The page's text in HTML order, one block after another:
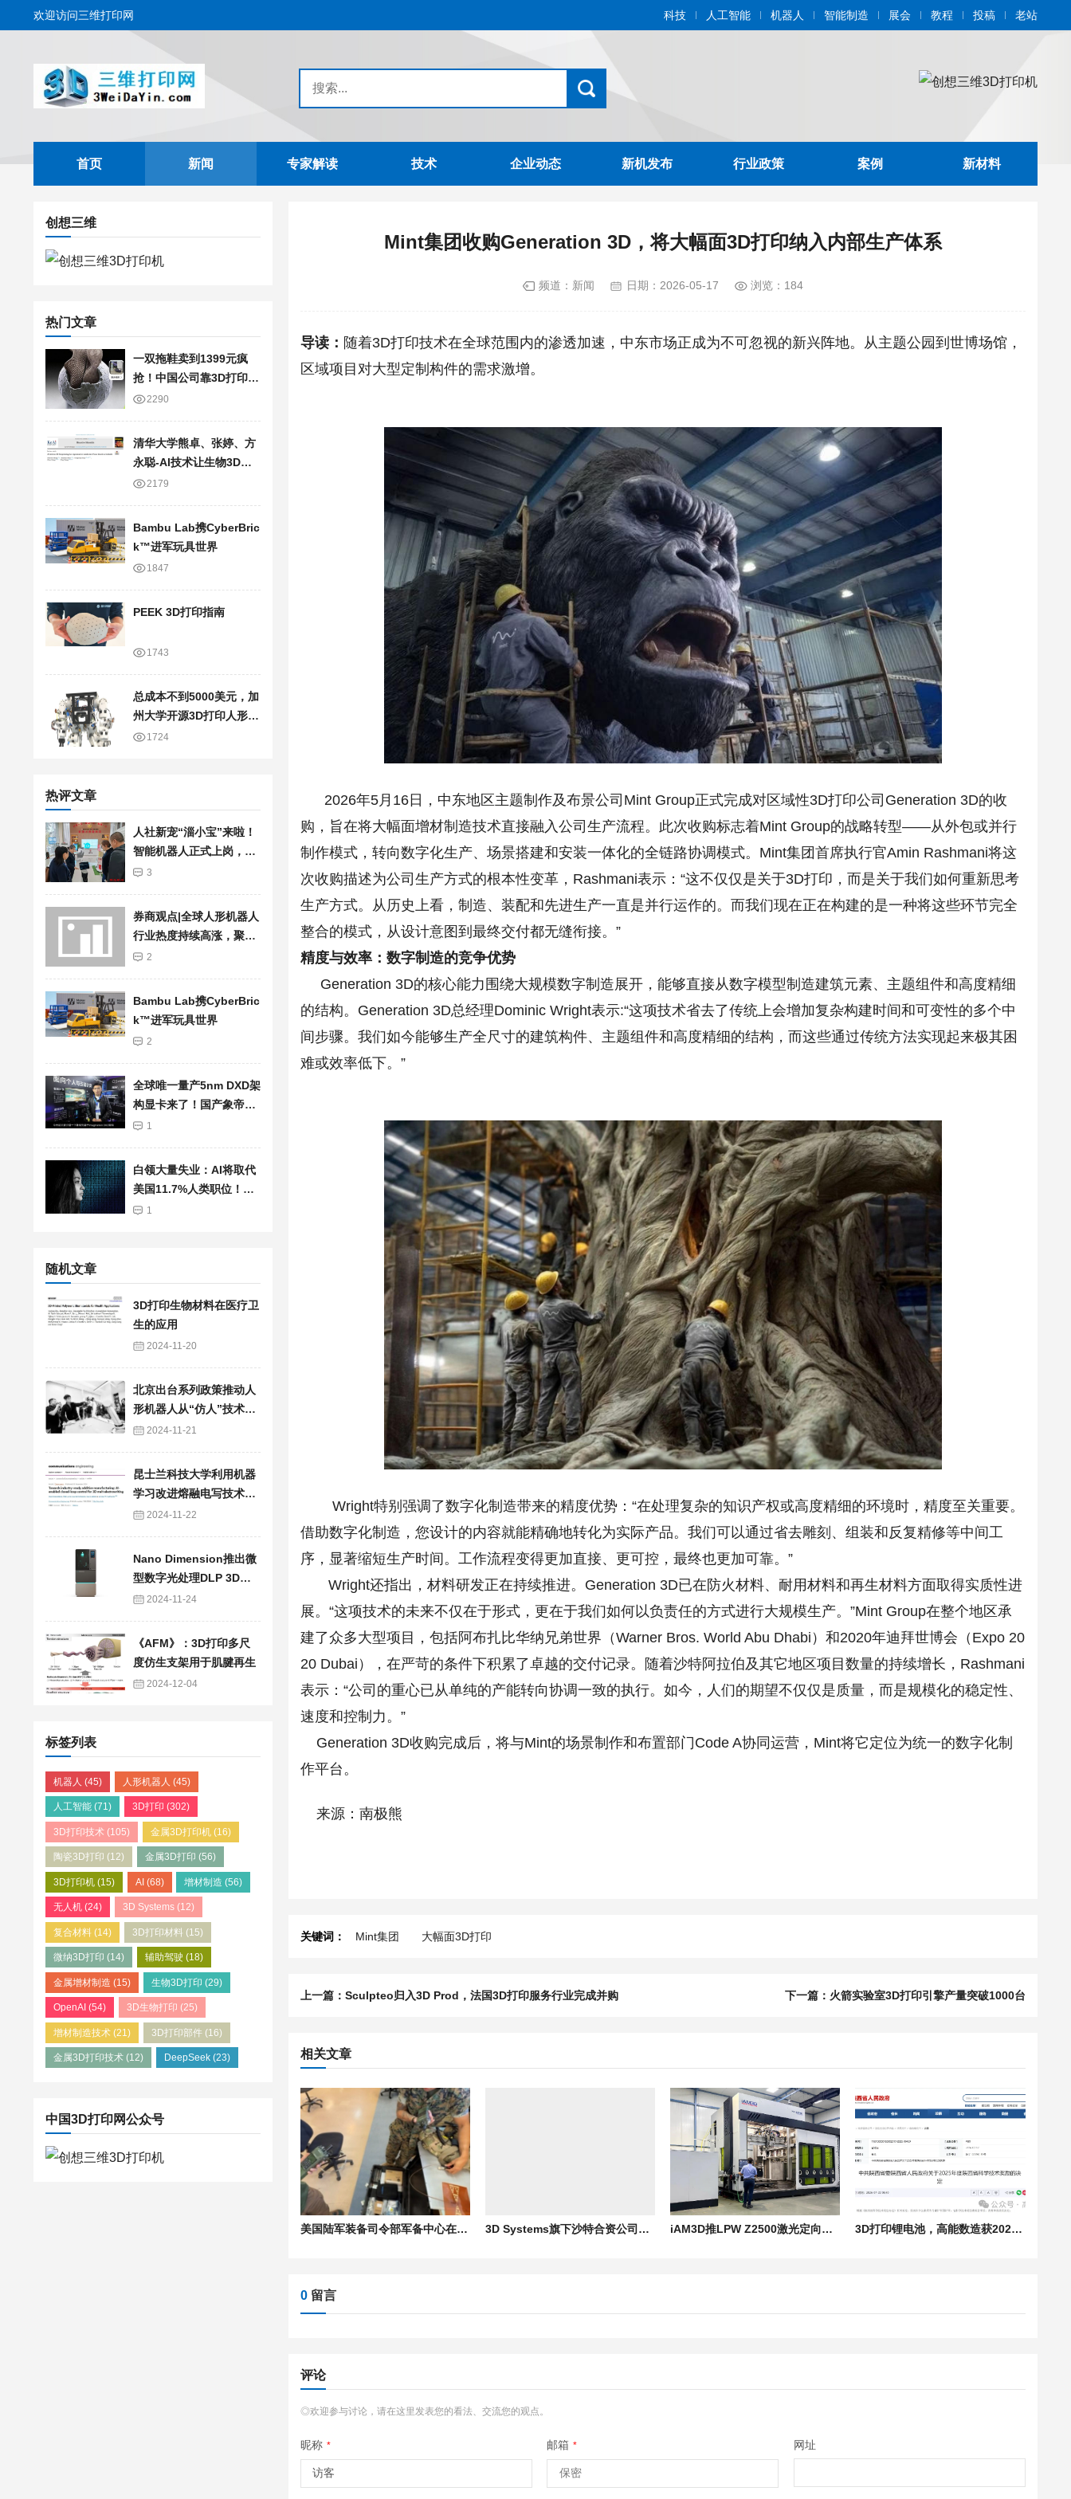
欢迎访问三维打印网 科技 人工智能 机器人 智能制造 展会 教程 投稿 老站
首页 新闻 专家解读 技术 企业动态 新机发布 行业政策 案例 新材料
创想三维
热门文章
一双拖鞋卖到1399元疯
抢！中国公司靠3D打印技
术，半年狂卷20亿
2290
清华大学熊卓、张婷、方
永聪-AI技术让生物3D打
印走向临床应用
2179
Bambu Lab携Cyber​​Bric
k™进军玩具世界
1847
PEEK 3D打印指南
1743
总成本不到5000美元，加
州大学开源3D打印人形机
器人1724
热评文章
人社新宠“淄小宝”来啦！
智能机器人正式上岗，服
务再升级
3
券商观点|全球人形机器人
行业热度持续高涨，聚焦
加快行业发展步伐
2
Bambu Lab携Cyber​​Bric
k™进军玩具世界
2
全球唯一量产5nm DXD架
构显卡来了！国产象帝先
自研GPU首发亮相：支持
1
白领大量失业：AI将取代
美国11.7%人类职位！总
薪资高达1.2兆美元
1
随机文章
3D打印生物材料在医疗卫
生的应用
2024-11-20
北京出台系列政策推动人
形机器人从“仿人”技术向
“类人”演进
2024-11-21
昆士兰科技大学利用机器
学习改进熔融电写技术，
将实验时间从几天或几周
2024-11-22
Nano Dimension推出微
型数字光处理DLP 3D打
印系统Exa 250vx
2024-11-24
《AFM》：3D打印多尺
度仿生支架用于肌腱再生
2024-12-04
标签列表
机器人 (45) 人形机器人 (45)
人工智能 (71) 3D打印 (302)
3D打印技术 (105) 金属3D打印机(16)
陶瓷3D打印 (12) 金属3D打印 (56)
3D打印机 (15) AI(68) 增材制造 (56)
无人机 (24) 3D Systems(12)
复合材料 (14) 3D打印材料 (15)
微纳3D打印 (14) 辅助驾驶 (18)
金属增材制造 (15) 生物3D打印 (29)
OpenAI (54) 3D生物打印 (25)
增材制造技术 (21) 3D打印部件(16)
金属3D打印技术 (12) DeepSeek(23)
中国3D打印网公众号
Mint集团收购Generation 3D，将大幅面3D打印纳入内部生产体系
频道： 新闻 日期： 2026-05-17 浏览：184
导读： 随着3D打印技术在全球范围内的渗透加速，中东市场正成为不可忽视的新兴阵地。从主题公园到世博场馆，
区域项目对大型定制构件的需求激增。
2026年5月16日，中东地区主题制作及布景公司Mint Group正式完成对区域性3D打印公司Generation 3D的收
购，旨在将大幅面增材制造技术直接融入公司生产流程。此次收购标志着Mint Group的战略转型——从外包或并行
制作模式，转向数字化生产、场景搭建和安装一体化的全链路协调模式。Mint集团首席执行官Amin Rashmani将这
次收购描述为公司生产方式的根本性变革，Rashmani表示：“这不仅仅是关于3D打印，而是关于我们如何重新思考
生产方式。从历史上看，制造、装配和先进生产一直是并行运作的。而我们现在正在构建的是一种将这些环节完全
整合的模式，从设计意图到最终交付都无缝衔接。”
精度与效率：数字制造的竞争优势
Generation 3D的核心能力围绕大规模数字制造展开，能够直接从数字模型制造建筑元素、主题组件和高度精细
的结构。Generation 3D总经理Dominic Wright表示:“这项技术省去了传统上会增加复杂构建时间和可变性的多个中
间步骤。我们如今能够生产全尺寸的建筑构件、主题组件和高度精细的结构，而这些通过传统方法实现起来极其困
难或效率低下。”
Wright特别强调了数字化制造带来的精度优势：“在处理复杂的知识产权或高度精细的环境时，精度至关重要。
借助数字化制造，您设计的内容就能精确地转化为实际产品。我们可以通过省去雕刻、组装和反复精修等中间工
序，显著缩短生产时间。工作流程变得更加直接、更可控，最终也更加可靠。”
Wright还指出，材料研发正在持续推进。Generation 3D已在防火材料、耐用材料和再生材料方面取得实质性进
展。“这项技术的未来不仅在于形式，更在于我们如何以负责任的方式进行大规模生产。”Mint Group在整个地区承
建了众多大型项目，包括阿布扎比华纳兄弟世界（Warner Bros. World Abu Dhabi）和2020年迪拜世博会（Expo 20
20 Dubai），在严苛的条件下积累了卓越的交付记录。随着沙特阿拉伯及其它地区项目数量的持续增长，Rashmani
表示：“公司的重心已从单纯的产能转向协调一致的执行。如今，人们的期望不仅仅是质量，而是规模化的稳定性、
速度和控制力。”
Generation 3D收购完成后，将与Mint的场景制作和布置部门Code A协同运营，Mint将它定位为统一的数字化制
作平台。
来源：南极熊
关键词： Mint集团 大幅面3D打印
上一篇：Sculpteo归入3D Prod，法国3D打印服务行业完成并购 下一篇：火箭实验室3D打印引擎产量突破1000台
相关文章
美国陆军装备司令部军备中心在“2026年勇敢盾牌”演习中展示远程3D打印电子设备技术 3D Systems旗下沙特合资公司NAMI获得军事制造许可证 iAM3D推LPW Z2500激光定向能量沉积系统：8轴双模激光沉积系统，构建体积2米级 3D打印锂电池，高能数造获2025年度陕西省科学技术奖
0留言
评论
◎欢迎参与讨论，请在这里发表您的看法、交流您的观点。
昵称 * 邮箱 * 网址